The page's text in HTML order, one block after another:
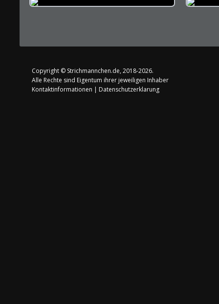
Copyright © Strichmannchen.de, 2018-2026.
Alle Rechte sind Eigentum ihrer jeweiligen Inhaber
Kontaktinformationen | Datenschutzerklarung